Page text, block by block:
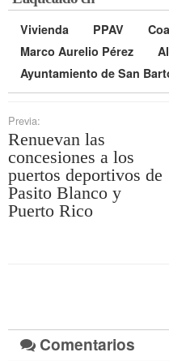
Vivienda PPAV
Marco Aurelio Pérez
Ayuntamiento de San
Previa:
Renuevan las
concesiones a los
puertos deportivos de
Pasito Blanco y
Puerto Rico
Comentarios